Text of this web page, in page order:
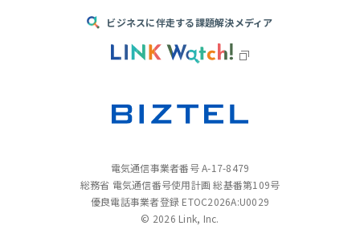
ビジネスに伴走する課題解決メディア
電気通信事業者番号 A-17-8479
総務省 電気通信番号使用計画 総基番第109号
優良電話事業者登録 ETOC2026A:U0029
© 2026 Link, Inc.